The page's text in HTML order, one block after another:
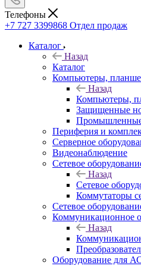
Телефоны
+7 727 3399868 Отдел продаж
Каталог
Назад
Каталог
Компьютеры,
Назад
Компьютеры,
Защищенные
Периферия и
Серверное
Видеонаблюдение
Сетевое
Назад
Сетевое
Коммутаторы
Сетевое
Коммуникационное
Назад
Оборудование для